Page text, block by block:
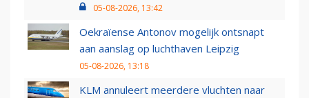
05-08-2026, 13:42
Oekraïense Antonov mogelijk ontsnapt
aan aanslag op luchthaven Leipzig
05-08-2026, 13:18
KLM annuleert meerdere vluchten naar